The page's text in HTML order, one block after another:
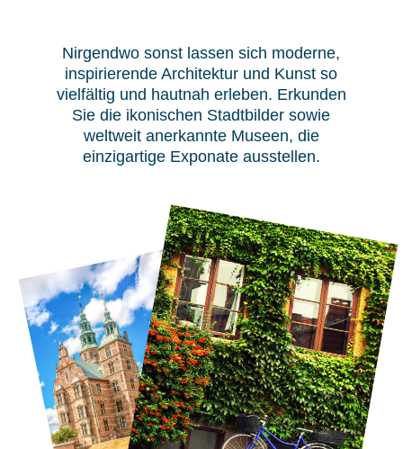
Nirgendwo sonst lassen sich moderne,
inspirierende Architektur und Kunst so
vielfältig und hautnah erleben. Erkunden
Sie die ikonischen Stadtbilder sowie
weltweit anerkannte Museen, die
einzigartige Exponate ausstellen.